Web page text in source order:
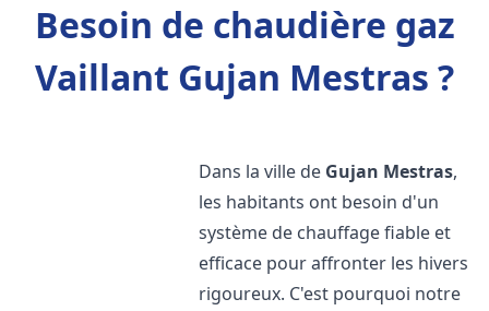
Besoin de chaudière gaz
Vaillant Gujan Mestras ?
Dans la ville de Gujan Mestras,
les habitants ont besoin d'un
système de chauffage fiable et
efficace pour affronter les hivers
rigoureux. C'est pourquoi notre